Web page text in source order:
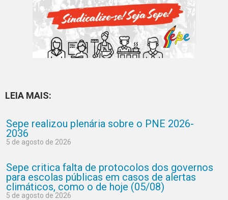
LEIA MAIS:
Sepe realizou plenária sobre o PNE 2026-
2036
5 de agosto de 2026
Sepe critica falta de protocolos dos governos
para escolas públicas em casos de alertas
climáticos, como o de hoje (05/08)
5 de agosto de 2026